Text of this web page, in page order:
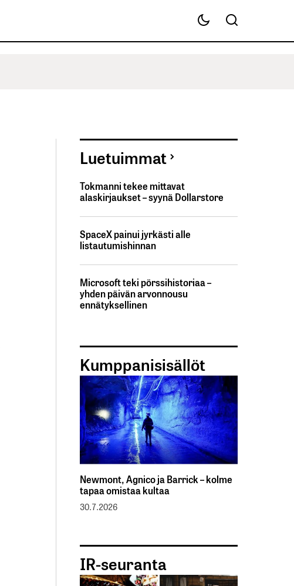
Luetuimmat
Tokmanni tekee mittavat
alaskirjaukset – syynä Dollarstore
SpaceX painui jyrkästi alle
listautumishinnan
Microsoft teki pörssihistoriaa –
yhden päivän arvonnousu
ennätyksellinen
Kumppanisisällöt
Newmont, Agnico ja Barrick – kolme
tapaa omistaa kultaa
30.7.2026
IR-seuranta